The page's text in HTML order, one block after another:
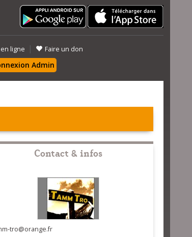
ligne | Faire un don
Admin
Contact & infos
tro@orange.fr